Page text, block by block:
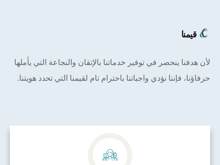
قيمنا
لأن هدفنا ينحصر في توفير خدماتنا بالإتقان والنجاعة التي يأملها
حرفاؤنا، فإننا نؤدي واجباتنا باحترام تام لقيمنا التي تحدد هويتنا.